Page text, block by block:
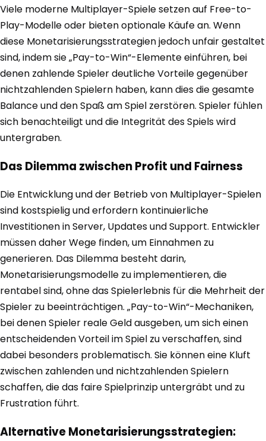
Viele moderne Multiplayer-Spiele setzen auf Free-to-
Play-Modelle oder bieten optionale Käufe an. Wenn
diese Monetarisierungsstrategien jedoch unfair gestaltet
sind, indem sie „Pay-to-Win“-Elemente einführen, bei
denen zahlende Spieler deutliche Vorteile gegenüber
nichtzahlenden Spielern haben, kann dies die gesamte
Balance und den Spaß am Spiel zerstören. Spieler fühlen
sich benachteiligt und die Integrität des Spiels wird
untergraben.
Das Dilemma zwischen Profit und Fairness
Die Entwicklung und der Betrieb von Multiplayer-Spielen
sind kostspielig und erfordern kontinuierliche
Investitionen in Server, Updates und Support. Entwickler
müssen daher Wege finden, um Einnahmen zu
generieren. Das Dilemma besteht darin,
Monetarisierungsmodelle zu implementieren, die
rentabel sind, ohne das Spielerlebnis für die Mehrheit der
Spieler zu beeinträchtigen. „Pay-to-Win“-Mechaniken,
bei denen Spieler reale Geld ausgeben, um sich einen
entscheidenden Vorteil im Spiel zu verschaffen, sind
dabei besonders problematisch. Sie können eine Kluft
zwischen zahlenden und nichtzahlenden Spielern
schaffen, die das faire Spielprinzip untergräbt und zu
Frustration führt.
Alternative Monetarisierungsstrategien: